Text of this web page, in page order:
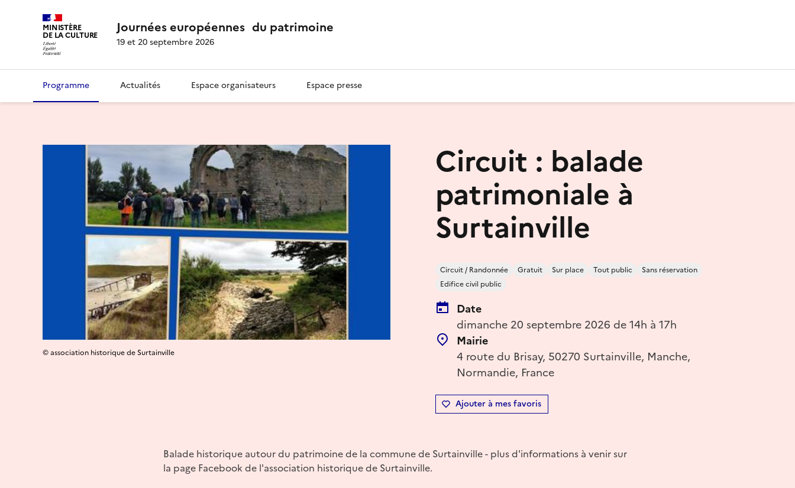
MINISTÈRE
DE LA CULTURE Journées européennes du patrimoine
19 et 20 septembre 2026
Programme Actualités Espace organisateurs Espace presse
Circuit : balade
patrimoniale à
Surtainville
Circuit / Randonnée Gratuit Sur place Tout public
Sans réservation
Edifice civil public
Date
dimanche 20 septembre 2026 de 14h à 17h
Mairie
4 route du Brisay, 50270 Surtainville, Manche,
Normandie, France
Ajouter à mes favoris
© association historique de Surtainville
Balade historique autour du patrimoine de la commune de Surtainville - plus d'informations à venir sur
la page Facebook de l'association historique de Surtainville.